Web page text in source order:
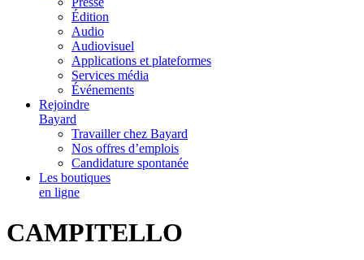
Édition
Audio
Audiovisuel
Applications et plateformes
Services média
Événements
Rejoindre
Bayard
Travailler chez Bayard
Nos offres d’emplois
Candidature spontanée
Les boutiques
en ligne
CAMPITELLO